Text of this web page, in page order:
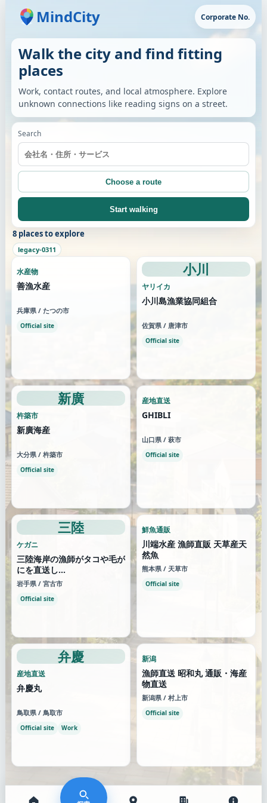
MindCity Corporate No.
Walk the city and find fitting
places
Work, contact routes, and local atmosphere. Explore
unknown connections like reading signs on a street.
Search
Choose a route
Start walking
8 places to explore
legacy-0311
水産物
善漁水産
兵庫県 / たつの市
Official site
小川
ヤリイカ
小川島漁業協同組合
佐賀県 / 唐津市
Official site
新廣
杵築市
新廣海産
大分県 / 杵築市
Official site
産地直送
GHIBLI
山口県 / 萩市
Official site
三陸
ケガニ
三陸海岸の漁師がタコや毛が
にを直送し...
岩手県 / 宮古市
Official site
鮮魚通販
川端水産 漁師直販 天草産天
然魚
熊本県 / 天草市
Official site
弁慶
産地直送
弁慶丸
鳥取県 / 鳥取市
Official site Work
新潟
漁師直送 昭和丸 通販・海産
物直送
新潟県 / 村上市
Official site